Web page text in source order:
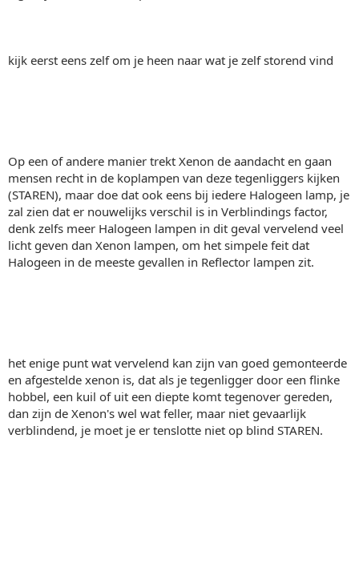
kijk eerst eens zelf om je heen naar wat je zelf storend vind
Op een of andere manier trekt Xenon de aandacht en gaan
mensen recht in de koplampen van deze tegenliggers kijken
(STAREN), maar doe dat ook eens bij iedere Halogeen lamp, je
zal zien dat er nouwelijks verschil is in Verblindings factor,
denk zelfs meer Halogeen lampen in dit geval vervelend veel
licht geven dan Xenon lampen, om het simpele feit dat
Halogeen in de meeste gevallen in Reflector lampen zit.
het enige punt wat vervelend kan zijn van goed gemonteerde
en afgestelde xenon is, dat als je tegenligger door een flinke
hobbel, een kuil of uit een diepte komt tegenover gereden,
dan zijn de Xenon's wel wat feller, maar niet gevaarlijk
verblindend, je moet je er tenslotte niet op blind STAREN.